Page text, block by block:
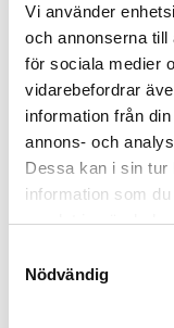
Vi använder
och annonserna till
för sociala medier
vidarebefordrar
information från
annons- och
Dessa kan i sin tur
information som
samlat in när du
Nödvändig
Lizard Skins